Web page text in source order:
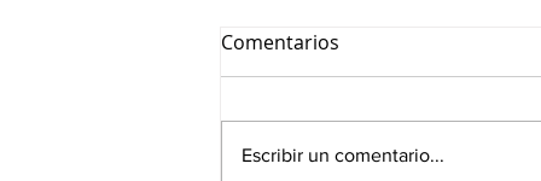
Comentarios
Escribir un comentario...